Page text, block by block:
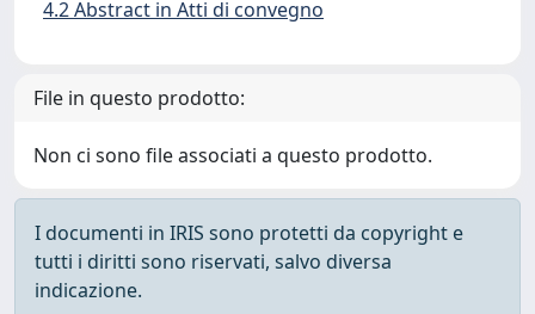
4.2 Abstract in Atti di convegno
File in questo prodotto:
Non ci sono file associati a questo prodotto.
I documenti in IRIS sono protetti da copyright e
tutti i diritti sono riservati, salvo diversa
indicazione.